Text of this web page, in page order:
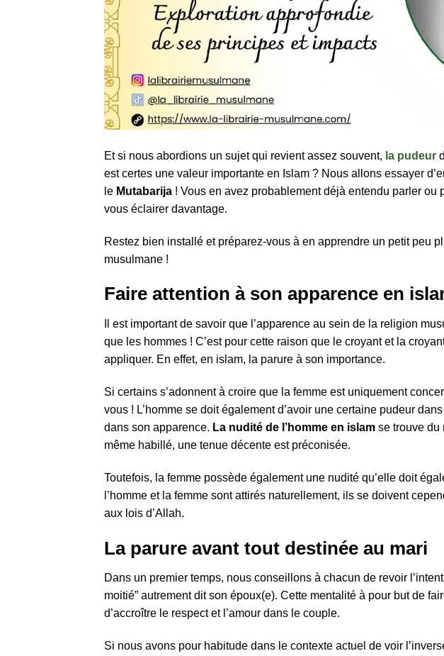
Et si nous abordions un sujet qui revient assez souvent, la pudeur
est certes une valeur importante en Islam ? Nous allons essayer
le Mutabarija ! Vous en avez probablement déjà entendu parler ou
vous éclairer davantage.
Restez bien installé et préparez-vous à en apprendre un petit peu
musulmane !
Faire attention à son apparence en
Il est important de savoir que l’apparence au sein de la religion
que les hommes ! C’est pour cette raison que le croyant et la
appliquer. En effet, en islam, la parure à son importance.
Si certains s’adonnent à croire que la femme est uniquement
vous ! L’homme se doit également d’avoir une certaine pudeur
dans son apparence. La nudité de l’homme en islam se trouve du
même habillé, une tenue décente est préconisée.
Toutefois, la femme possède également une nudité qu’elle doit
l’homme et la femme sont attirés naturellement, ils se doivent
aux lois d’Allah.
La parure avant tout destinée au mari
Dans un premier temps, nous conseillons à chacun de revoir
moitié” autrement dit son époux(e). Cette mentalité à pour but de
d’accroître le respect et l’amour dans le couple.
Si nous avons pour habitude dans le contexte actuel de voir